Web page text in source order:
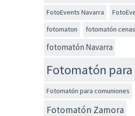
FotoEvents Navarra
fotomaton
fotomatón
fotomatón Navarra
Fotomatón para
Fotomatón para comuniones
Fotomatón Zamora